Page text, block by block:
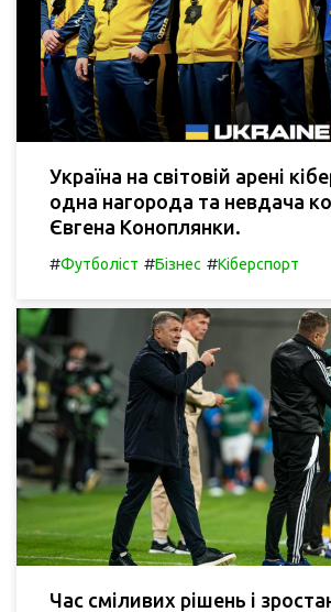
Україна на світовій арені
одна нагорода та невдача
Євгена Коноплянки.
#Футболіст #Бізнес #Кіберспорт
Час сміливих рішень і